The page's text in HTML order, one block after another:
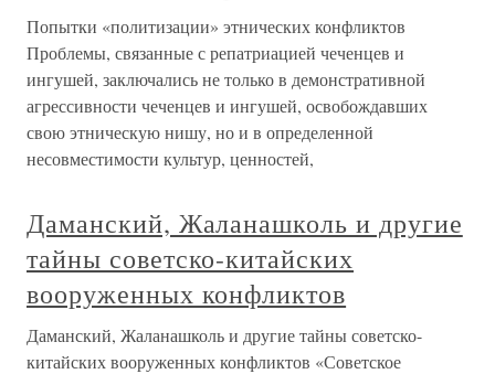
Попытки «политизации» этнических конфликтов
Проблемы, связанные с репатриацией чеченцев и
ингушей, заключались не только в демонстративной
агрессивности чеченцев и ингушей, освобождавших
свою этническую нишу, но и в определенной
несовместимости культур, ценностей,
Даманский, Жаланашколь и другие
тайны советско-китайских
вооруженных конфликтов
Даманский, Жаланашколь и другие тайны советско-
китайских вооруженных конфликтов «Советское